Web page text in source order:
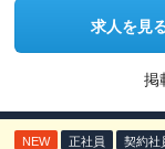
求人を見
掲
NEW 正社員 契約社